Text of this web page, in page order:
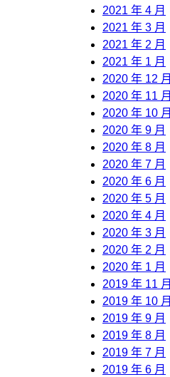
2021 年 4 月
2021 年 3 月
2021 年 2 月
2021 年 1 月
2020 年 12 月
2020 年 11 月
2020 年 10 月
2020 年 9 月
2020 年 8 月
2020 年 7 月
2020 年 6 月
2020 年 5 月
2020 年 4 月
2020 年 3 月
2020 年 2 月
2020 年 1 月
2019 年 11 月
2019 年 10 月
2019 年 9 月
2019 年 8 月
2019 年 7 月
2019 年 6 月